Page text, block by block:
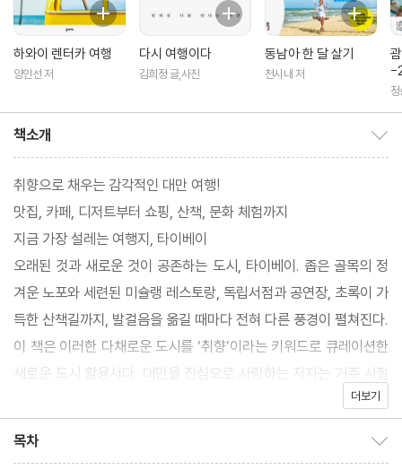
하와이 렌터카 여행
양인선 저
다시 여행이다
김희정 글,사진
동남아 한 달 살기
천시내 저
-
책소개
취향으로 채우는 감각적인 대만 여행!
맛집, 카페, 디저트부터 쇼핑, 산책, 문화 체험까지
지금 가장 설레는 여행지, 타이베이
오래된 것과 새로운 것이 공존하는 도시, 타이베이. 좁은 골목의 정
겨운 노포와 세련된 미슐랭 레스토랑, 독립서점과 공연장, 초록이 가
득한 산책길까지, 발걸음을 옮길 때마다 전혀 다른 풍경이 펼쳐진다.
이 책은 이러한 다채로운 도시를 ‘취향’이라는 키워드로 큐레이션한
새로운 도시 활용서다. 대만을 진심으로 사랑하는 저자는 거주 시절
자주 찾던 장소와 매년 새롭게 발굴한 곳, 현지인에게 오랫동안 사랑
토 스폿 등 다양한 테마로 나눈 구성은 여행자가 자신의 속도와 관심
더보기
목차